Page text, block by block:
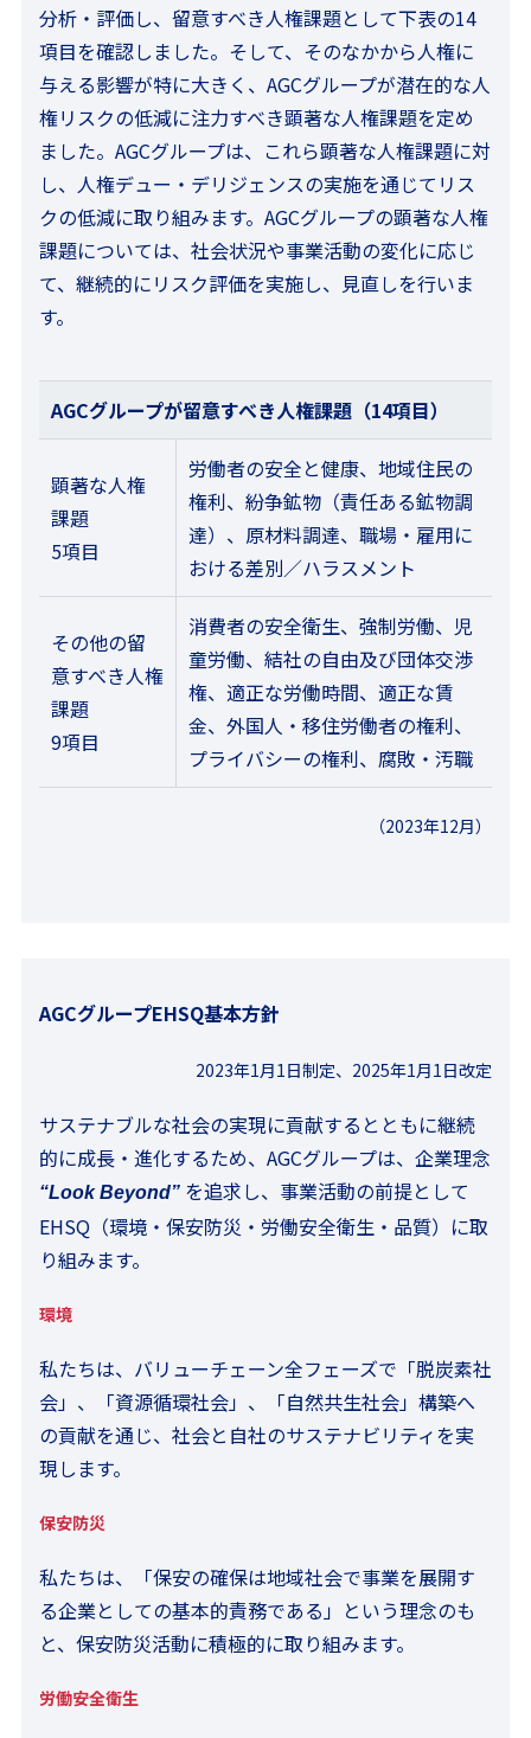
分析・評価し、留意すべき人権課題として下表の14
項目を確認しました。そして、そのなかから人権に
与える影響が特に大きく、AGCグループが潜在的な人
権リスクの低減に注力すべき顕著な人権課題を定め
ました。AGCグループは、これら顕著な人権課題に対
し、人権デュー・デリジェンスの実施を通じてリス
クの低減に取り組みます。AGCグループの顕著な人権
課題については、社会状況や事業活動の変化に応じ
て、継続的にリスク評価を実施し、見直しを行いま
す。
AGCグループが留意すべき人権課題（14項目）
顕著な人権
課題
5項目
労働者の安全と健康、地域住民の
権利、紛争鉱物（責任ある鉱物調
達）、原材料調達、職場・雇用に
おける差別／ハラスメント
その他の留
意すべき人権
課題
9項目
消費者の安全衛生、強制労働、児
童労働、結社の自由及び団体交渉
権、適正な労働時間、適正な賃
金、外国人・移住労働者の権利、
プライバシーの権利、腐敗・汚職
（2023年12月）
AGCグループEHSQ基本方針
2023年1月1日制定、2025年1月1日改定
サステナブルな社会の実現に貢献するとともに継続
的に成長・進化するため、AGCグループは、企業理念
“Look Beyond”を追求し、事業活動の前提として
EHSQ（環境・保安防災・労働安全衛生・品質）に取
り組みます。
環境
私たちは、バリューチェーン全フェーズで「脱炭素社
会」、「資源循環社会」、「自然共生社会」構築へ
の貢献を通じ、社会と自社のサステナビリティを実
現します。
保安防災
私たちは、「保安の確保は地域社会で事業を展開す
る企業としての基本的責務である」という理念のも
と、保安防災活動に積極的に取り組みます。
労働安全衛生